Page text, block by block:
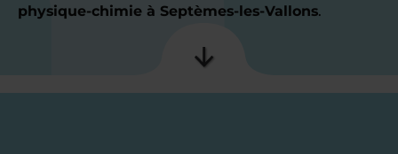
physique-chimie à Septèmes-les-Vallons.